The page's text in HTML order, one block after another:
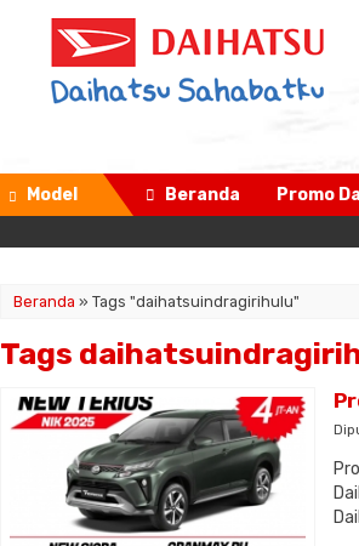
Model Beranda Promo
Beranda » Tags "daihatsuindragirihulu"
Tags